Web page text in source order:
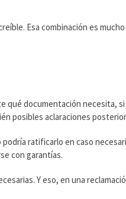
Esa combinación es mucho
qué documentación necesita, si
posibles aclaraciones
ratificarlo en caso
con garantías.
Y eso, en una